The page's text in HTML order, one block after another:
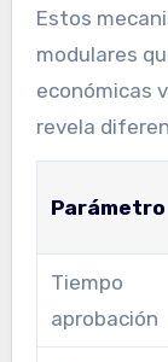
Estos
modulares
económicas
revela
Parámetro
Tiempo
aprobación